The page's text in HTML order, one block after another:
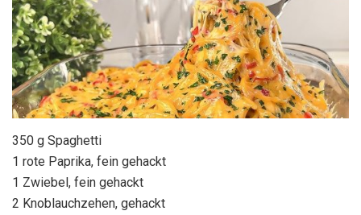
350 g Spaghetti
1 rote Paprika, fein gehackt
1 Zwiebel, fein gehackt
2 Knoblauchzehen, gehackt